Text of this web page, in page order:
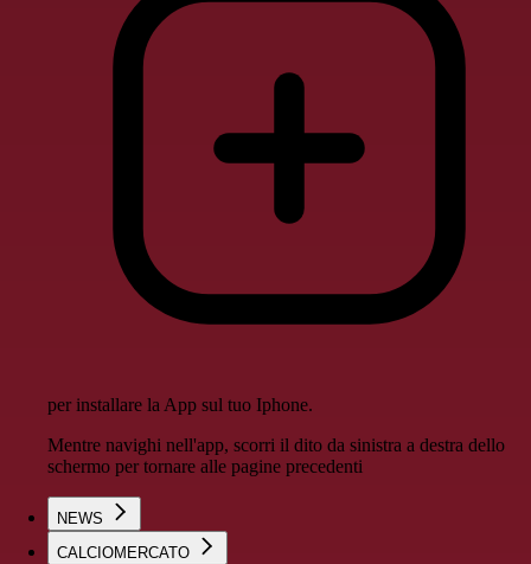
per installare la App sul tuo Iphone.
Mentre navighi nell'app, scorri il dito da sinistra a destra dello
schermo per tornare alle pagine precedenti
NEWS
CALCIOMERCATO